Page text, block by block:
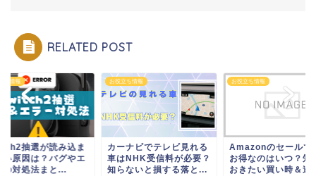
RELATED POST
お役立ち情報
カーナビでテレビ見れる
車はNHK受信料が必要？
知らないと損する落と...
お役立ち情報
Amazonのセールで一番
お得なのはいつ？知って
おきたい買い時＆逃...
お役立ち情報
Switch2抽選
れない原因は
ラーの対処法